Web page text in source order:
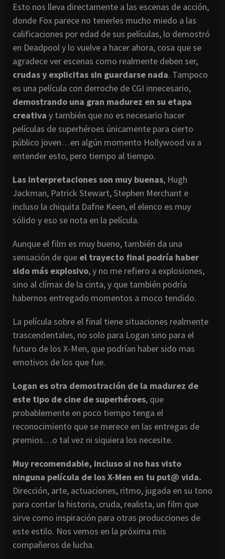
Esto nos lleva directamente a las escenas de acción,
donde Fox parece no tenerles mucho miedo a las
calificaciones por edad de sus películas, lo demostró
en Deadpool y lo vuelve a hacer ahora, cosa que se
agradece ver escenas como realmente deben ser,
crudas y explicitas sin guardarse nada. Tampoco
es una película con derroche de CGI innecesario,
demostrando una gran madurez en su etapa
creativa y también que no es necesario hacer
películas de superhéroes únicamente para cierto
público joven…en algún momento Hollywood va a
entender esto, pero tiempo al tiempo.
Las interpretaciones son muy buenas, Hugh
Jackman, Patrick Stewart, Stephen Merchant e
incluso la chiquita Dafne Keen, el elenco es muy
sólido y eso se nota en la película.
Aunque el film es muy bueno, también da una
sensación de que el trayecto final podría haber
sido más explosivo, y no me refiero a explosiones,
sino al clímax de la cinta, y que también podría
habernos entregado momentos a moco tendido.
La película sobre el final tiene situaciones realmente
trascendentales, no solo para Logan sino para el
futuro de los X-Men, que podrían haber sido mas
emotivos de los que fue.
Logan es otra demostración de la madurez de
este tipo de cine de superhéroes, que
probablemente en poco tiempo tenga el
reconocimiento que se merece en las entregas de
premios…o tal vez ni siquiera los necesite.
Muy recomendable, incluso si no has visto
ninguna película de los X-Men en tu put@ vida.
Dirección, arte, actuaciones, ritmo, jugada en su tono
para contar la historia, cruda, realista, un film que
sirve como inspiración para otras producciones de
este estilo. Nos vemos en la próxima mis
compañeros de lucha.